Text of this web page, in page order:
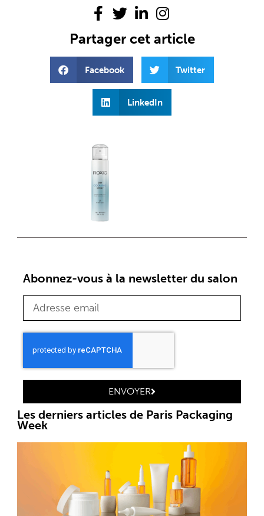
Partager cet article
Facebook Twitter
LinkedIn
Abonnez-vous à la newsletter du salon
ENVOYER
Les derniers articles de Paris Packaging
Week